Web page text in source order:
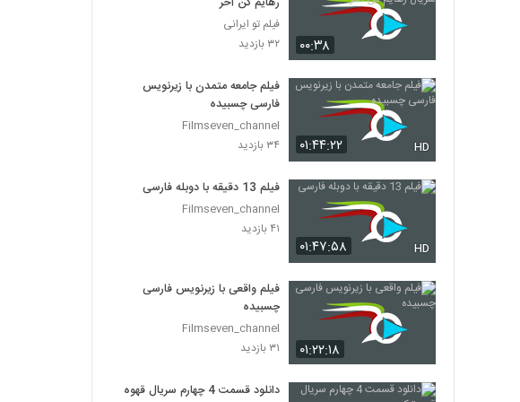
۰۰:۳۸
فیلم تو ایرانی
۳۲ بازدید
۰۱:۴۴:۲۲ HD
فیلم جامعه متمدن با زیرنویس
فارسی چسبیده
Filmseven_channel
۳۴ بازدید
۰۱:۴۷:۵۸ HD
فیلم 13 دقیقه با دوبله فارسی
Filmseven_channel
۴۱ بازدید
۰۱:۲۲:۱۸
فیلم واقعی با زیرنویس فارسی
چسبیده
Filmseven_channel
۳۱ بازدید
دانلود قسمت 4 چهارم سریال قهوه